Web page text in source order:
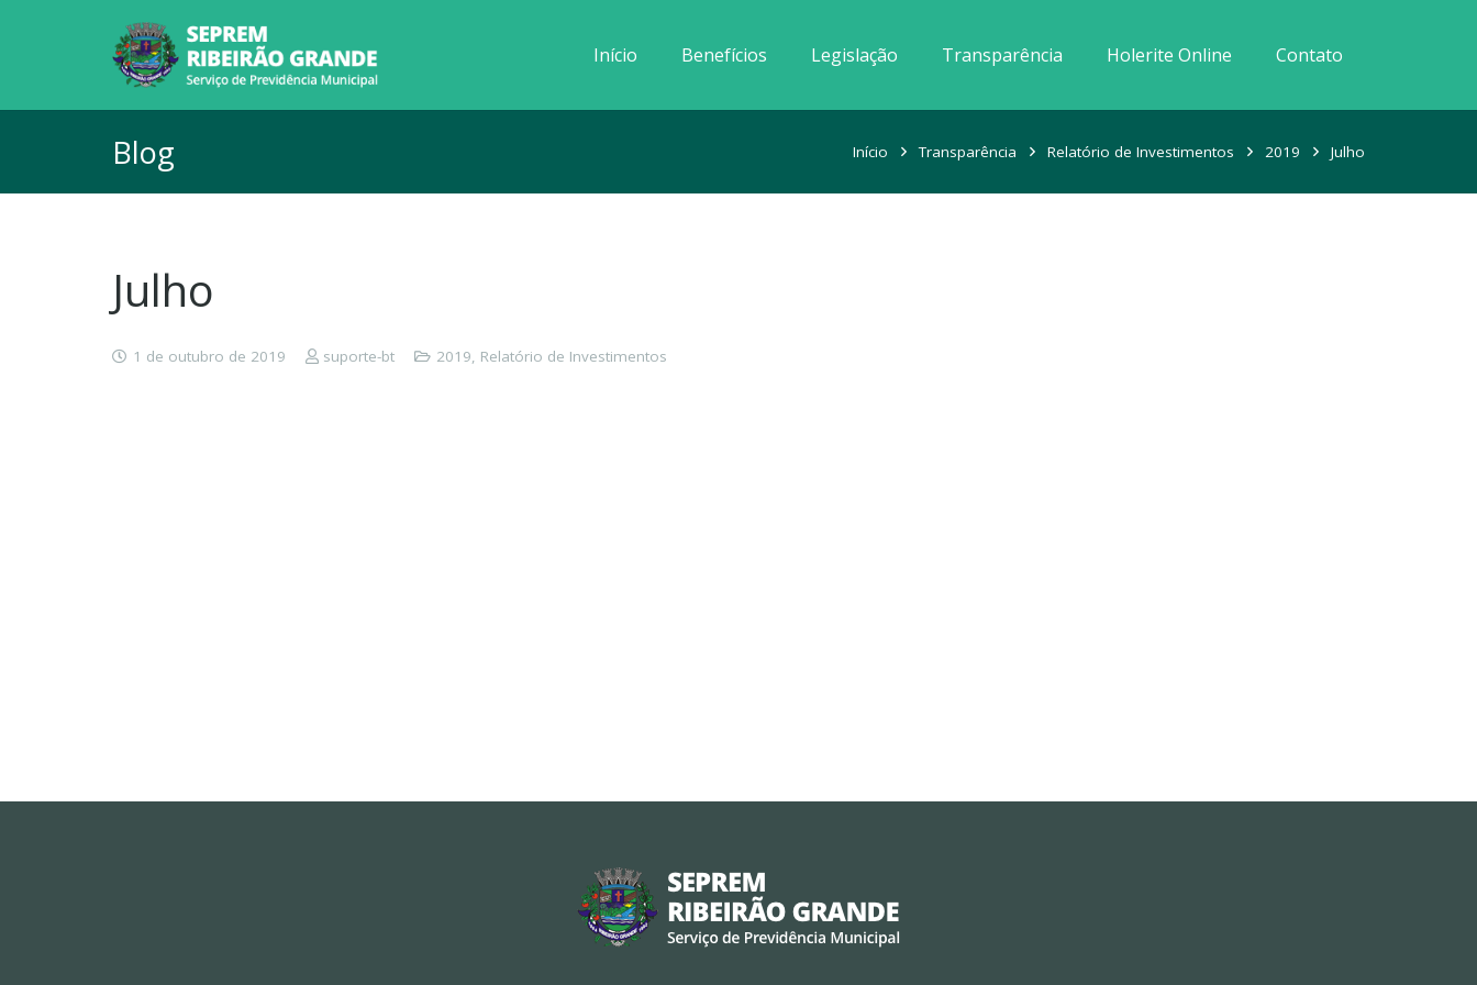
Início Benefícios Legislação Transparência Holerite Online Contato
Blog Início Transparência Relatório de Investimentos 2019 Julho
Julho
1 de outubro de 2019 suporte-bt 2019 Relatório de Investimentos